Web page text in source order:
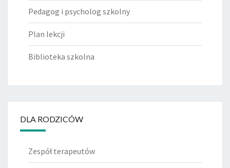
Pedagog i psycholog szkolny
Plan lekcji
Biblioteka szkolna
DLA RODZICÓW
Zespół terapeutów